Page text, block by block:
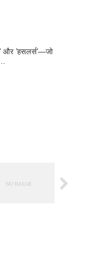
और 'हसलर्स'—जो